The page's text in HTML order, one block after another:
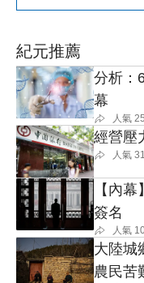
紀元推薦
分析：
幕
人氣
經營壓
人氣
【內
簽名
人氣
大陸城
農民苦